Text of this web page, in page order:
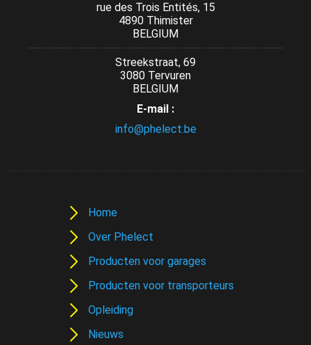
rue des Trois Entités, 15
4890 Thimister
BELGIUM
Streekstraat, 69
3080 Tervuren
BELGIUM
E-mail :
info@phelect.be
Home
Over Phelect
Producten voor garages
Producten voor transporteurs
Opleiding
Nieuws